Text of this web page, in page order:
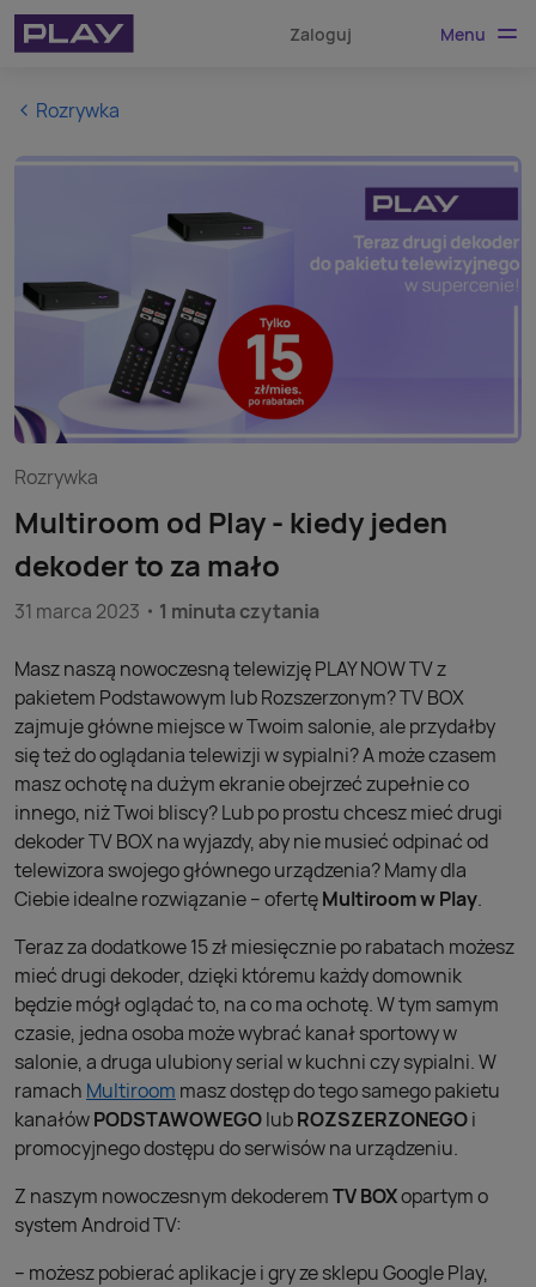
Zaloguj Menu
Rozrywka
Rozrywka
Multiroom od Play - kiedy jeden
dekoder to za mało
31 marca 2023 1 minuta czytania
Masz naszą nowoczesną telewizję PLAY NOW TV z
pakietem Podstawowym lub Rozszerzonym? TV BOX
zajmuje główne miejsce w Twoim salonie, ale przydałby
się też do oglądania telewizji w sypialni? A może czasem
masz ochotę na dużym ekranie obejrzeć zupełnie co
innego, niż Twoi bliscy? Lub po prostu chcesz mieć drugi
dekoder TV BOX na wyjazdy, aby nie musieć odpinać od
telewizora swojego głównego urządzenia? Mamy dla
Ciebie idealne rozwiązanie – ofertęMultiroom w Play.
Teraz za dodatkowe 15 zł miesięcznie po rabatach możesz
mieć drugi dekoder, dzięki któremu każdy domownik
będzie mógł oglądać to, na co ma ochotę. W tym samym
czasie, jedna osoba może wybrać kanał sportowy w
salonie, a druga ulubiony serial w kuchni czy sypialni. W
ramach Multiroom masz dostęp do tego samego pakietu
kanałówPODSTAWOWEGOlubROZSZERZONEGOi
promocyjnego dostępu do serwisów na urządzeniu.
Z naszym nowoczesnym dekoderemTV BOXopartym o
system Android TV:
– możesz pobierać aplikacje i gry ze sklepu Google Play,